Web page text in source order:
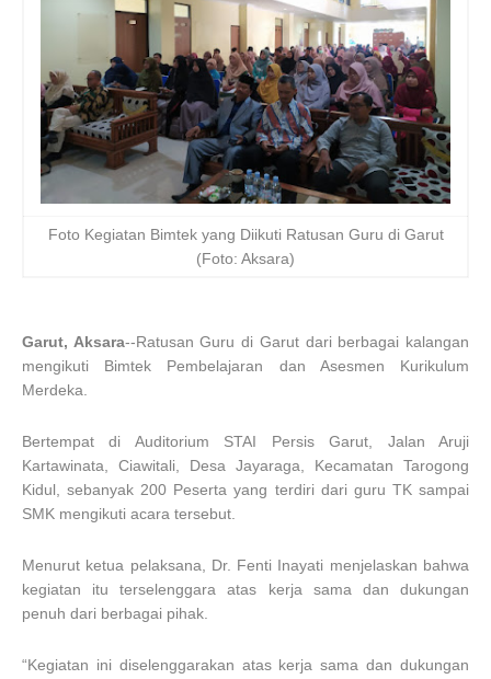
Foto Kegiatan Bimtek yang Diikuti Ratusan Guru di Garut
(Foto: Aksara)
Garut, Aksara--Ratusan Guru di Garut dari berbagai kalangan
mengikuti Bimtek Pembelajaran dan Asesmen Kurikulum
Merdeka.
Bertempat di Auditorium STAI Persis Garut, Jalan Aruji
Kartawinata, Ciawitali, Desa Jayaraga, Kecamatan Tarogong
Kidul, sebanyak 200 Peserta yang terdiri dari guru TK sampai
SMK mengikuti acara tersebut.
Menurut ketua pelaksana, Dr. Fenti Inayati menjelaskan bahwa
kegiatan itu terselenggara atas kerja sama dan dukungan
penuh dari berbagai pihak.
“Kegiatan ini diselenggarakan atas kerja sama dan dukungan